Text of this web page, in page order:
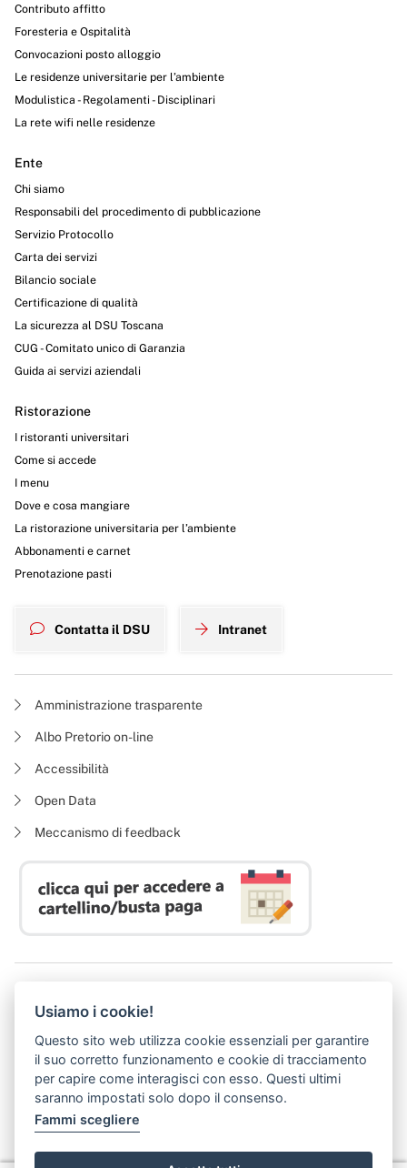
Contributo affitto
Foresteria e Ospitalità
Convocazioni posto alloggio
Le residenze universitarie per l’ambiente
Modulistica - Regolamenti - Disciplinari
La rete wifi nelle residenze
Ente
Chi siamo
Responsabili del procedimento di pubblicazione
Servizio Protocollo
Carta dei servizi
Bilancio sociale
Certificazione di qualità
La sicurezza al DSU Toscana
CUG - Comitato unico di Garanzia
Guida ai servizi aziendali
Ristorazione
I ristoranti universitari
Come si accede
I menu
Dove e cosa mangiare
La ristorazione universitaria per l’ambiente
Abbonamenti e carnet
Prenotazione pasti
Contatta il DSU Intranet
Amministrazione trasparente
Albo Pretorio on-line
Accessibilità
Open Data
Meccanismo di feedback
P. I. 05913670484 | C. F. 94164020482
Domicilio digitale:
dsutoscana@postacert.toscana.it
(abilitato alla ricezione di soli messaggi di posta elettronica certificata)
Usiamo i cookie!
Questo sito web utilizza cookie essenziali per garantire
il suo corretto funzionamento e cookie di tracciamento
per capire come interagisci con esso. Questi ultimi
saranno impostati solo dopo il consenso.
Fammi scegliere